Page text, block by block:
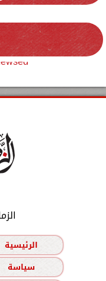
الرئيسية
سياسة